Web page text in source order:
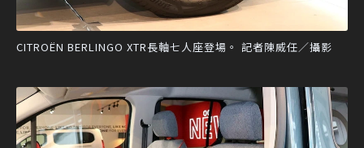
CITROËN BERLINGO XTR長軸七人座登場。 記者陳威任／攝影